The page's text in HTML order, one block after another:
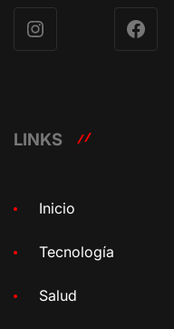
Instagram
LINKS
Inicio
Tecnología
Salud